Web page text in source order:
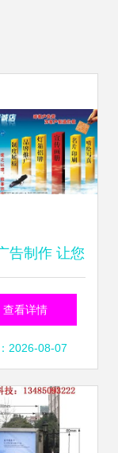
告制作 让您
广告效果翻
力全开指南
查看详情
2026-08-07